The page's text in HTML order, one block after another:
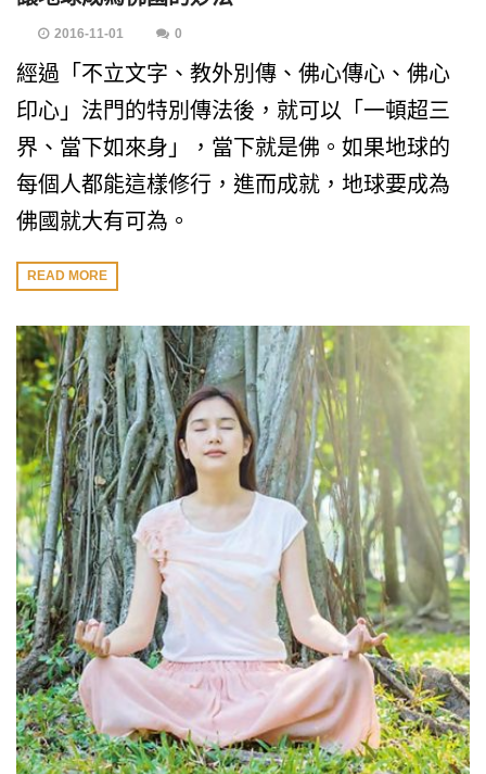
2016-11-01 0
經過「不立文字、教外別傳、佛心傳心、佛心
印心」法門的特別傳法後，就可以「一頓超三
界、當下如來身」，當下就是佛。如果地球的
每個人都能這樣修行，進而成就，地球要成為
佛國就大有可為。
READ MORE